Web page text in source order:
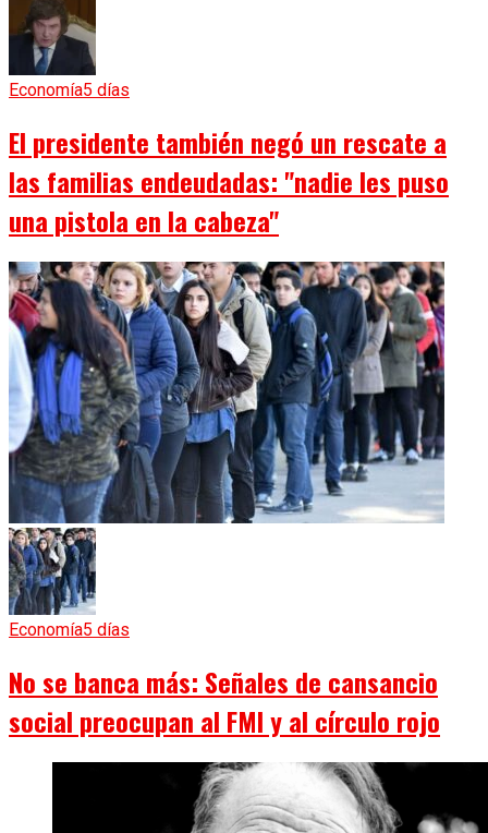
Economía5 días
El presidente también negó un rescate a
las familias endeudadas: "nadie les puso
una pistola en la cabeza"
Economía5 días
No se banca más: Señales de cansancio
social preocupan al FMI y al círculo rojo